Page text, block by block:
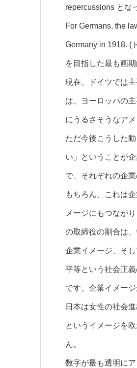
repercussions とな
For Germans, the
Germany in 1918. (
を目指した最も画
現在、ドイツでは
は、ヨーロッパの
にうるさそうなア
ただ今後こうした
い」ということが
で、それぞれの企
もちろん、これは
メージにもつなが
の取締役の割合は
企業イメージ、そ
平等という社会正
です。企業イメー
日本は女性の社会
というイメージを
ん。
数字が最も透明に